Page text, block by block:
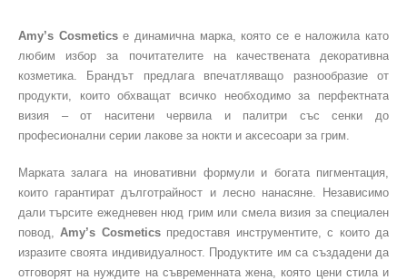
Amy’s Cosmeticsе динамична марка, която се е наложила като
любим избор за почитателите на качествената декоративна
козметика. Брандът предлага впечатляващо разнообразие от
продукти, които обхващат всичко необходимо за перфектната
визия – от наситени червила и палитри със сенки до
професионални серии лакове за нокти и аксесоари за грим.
Марката залага на иновативни формули и богата пигментация,
които гарантират дълготрайност и лесно нанасяне. Независимо
дали търсите ежедневен нюд грим или смела визия за специален
повод,Amy’s Cosmeticsпредоставя инструментите, с които да
изразите своята индивидуалност. Продуктите им са създадени да
отговорят на нуждите на съвременната жена, която цени стила и